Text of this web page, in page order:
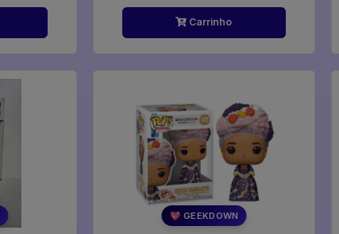
Carrinho
💖 GEEKDOWN